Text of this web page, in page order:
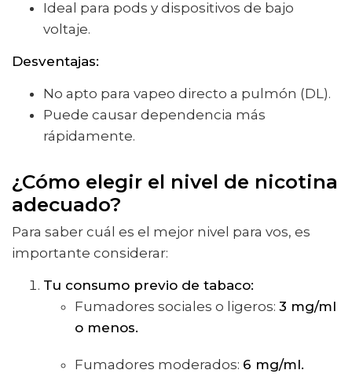
Ideal para pods y dispositivos de bajo
voltaje.
Desventajas:
No apto para vapeo directo a pulmón (DL).
Puede causar dependencia más
rápidamente.
¿Cómo elegir el nivel de nicotina
adecuado?
Para saber cuál es el mejor nivel para vos, es
importante considerar:
Tu consumo previo de tabaco:
Fumadores sociales o ligeros: 3 mg/ml
o menos.
Fumadores moderados: 6 mg/ml.